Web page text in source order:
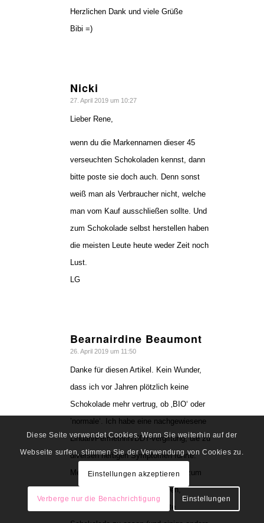
Herzlichen Dank und viele Grüße
Bibi =)
Nicki
sagte:
27. April 2019 um 10:27
Lieber Rene,
wenn du die Markennamen dieser 45
verseuchten Schokoladen kennst, dann
bitte poste sie doch auch. Denn sonst
weiß man als Verbraucher nicht, welche
man vom Kauf ausschließen sollte. Und
zum Schokolade selbst herstellen haben
die meisten Leute heute weder Zeit noch
Lust.
LG
Bearnairdine Beaumont
sagte:
26. April 2019 um 11:50
Danke für diesen Artikel. Kein Wunder,
dass ich vor Jahren plötzlich keine
Schokolade mehr vertrug, ob ‚BIO‘ oder
’normale‘. Ich habe eine nachgewiesene
Lindan/Permethrin/DDT-vergiftung, die zu
diversen heftigen Symptomen führte.
Meine geliebte Schokolade wurde zum
Trigger für Symptome: Kopfweh,
Schwindel etc. Als ich aufhörte
Diese Seite verwendet Cookies. Wenn Sie weiterhin auf der
Webseite surfen, stimmen Sie der Verwendung von Cookies zu.
Einstellungen akzeptieren
Verberge nur die Benachrichtigung Einstellungen